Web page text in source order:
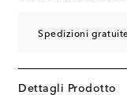
Spedizioni
Dettagli Prodotto